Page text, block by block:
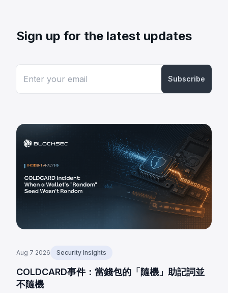
Sign up for the latest updates
Subscribe
Aug 7 2026 Security Insights
COLDCARD事件：當錢包的「隨機」助記詞並
不隨機